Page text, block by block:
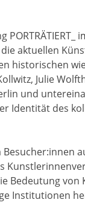
aktuellen
historischen wie
Julie
und
Identität des
Bedeutung von
Institutionen